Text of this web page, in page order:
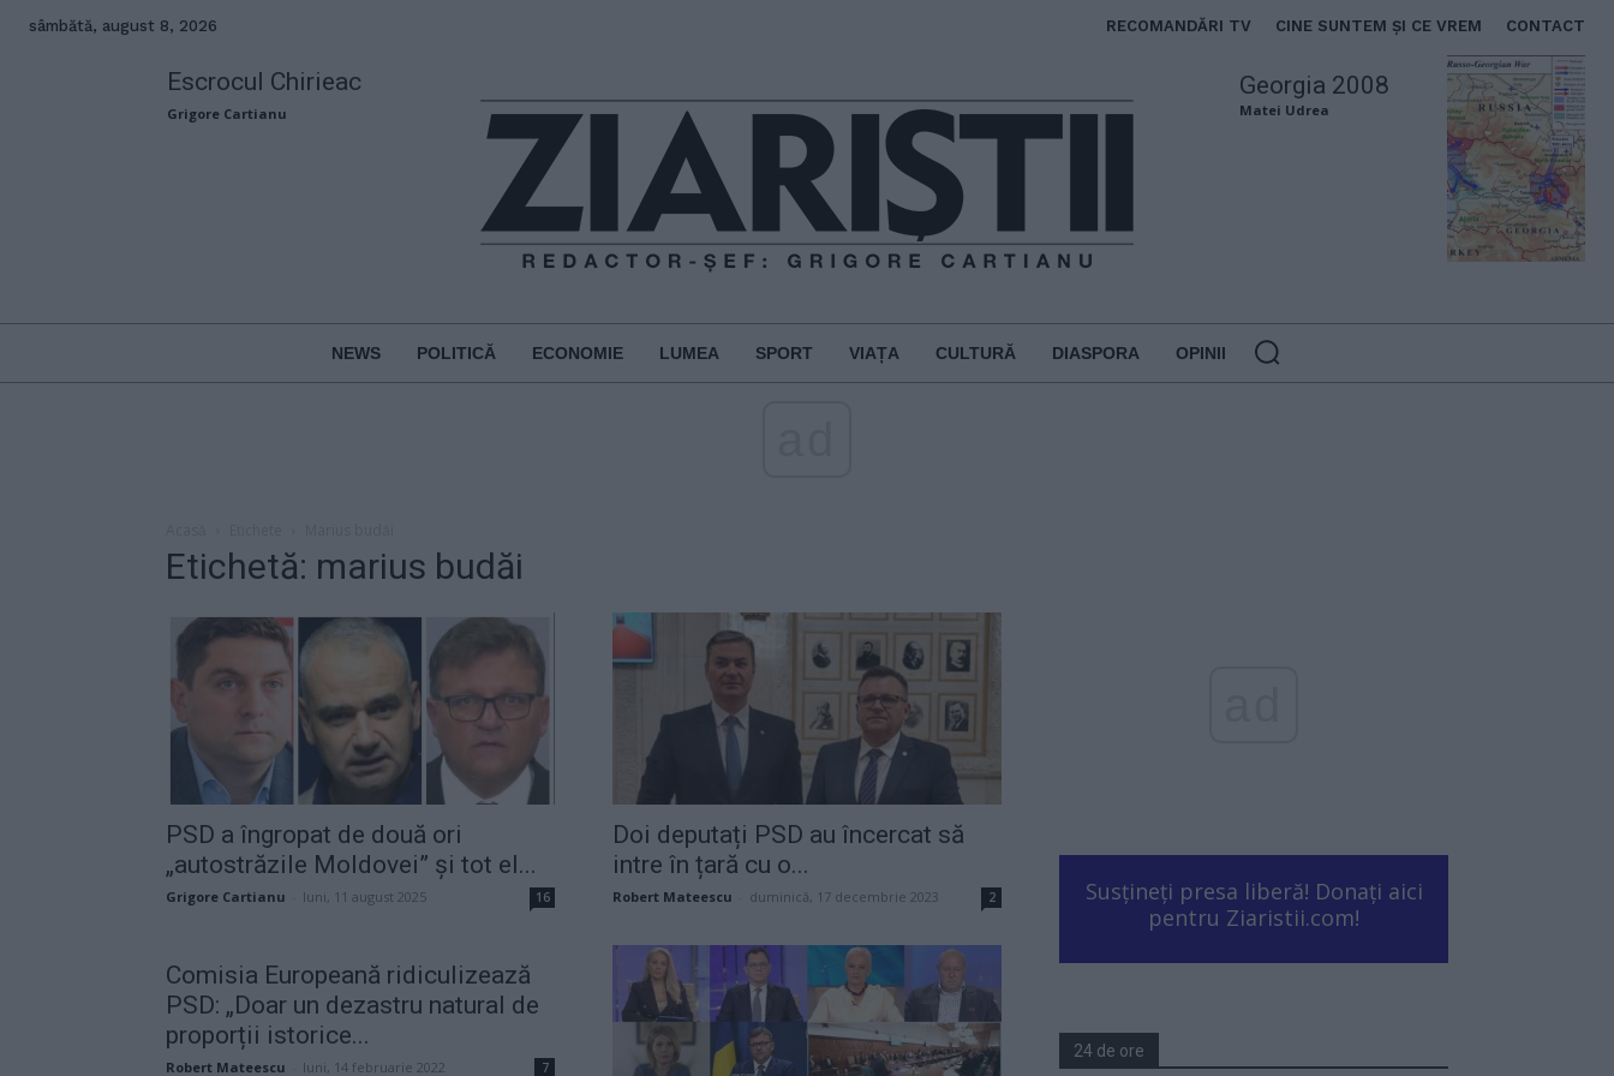
sâmbătă, august 8, 2026 RECOMANDĂRI TV CINE SUNTEM ȘI CE VREM CONTACT
Escrocul Chirieac
Grigore Cartianu
Georgia 2008
Matei Udrea
NEWS POLITICĂ ECONOMIE LUMEA SPORT VIAȚA CULTURĂ DIASPORA OPINII
Etichetă: marius budăi
PSD a îngropat de două ori
„autostrăzile Moldovei” și tot el...
Grigore Cartianu luni, 11 august 2025 16
Doi deputați PSD au încercat să
intre în țară cu o...
Robert Mateescu duminică, 17 decembrie 2023 2
Comisia Europeană ridiculizează
PSD: „Doar un dezastru natural de
proporții istorice...
Robert Mateescu luni, 14 februarie 2022 7
Susțineți presa liberă! Donați aici
pentru Ziaristii.com!
24 de ore